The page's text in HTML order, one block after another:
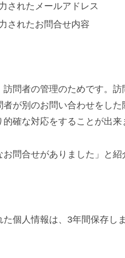
されたメールアドレス
されたお問合せ内容
問者の管理のためです。
が別のお問い合わせをし
確な対応をすることが出来
問合せがありました」と紹
個人情報は、3年間保存しま